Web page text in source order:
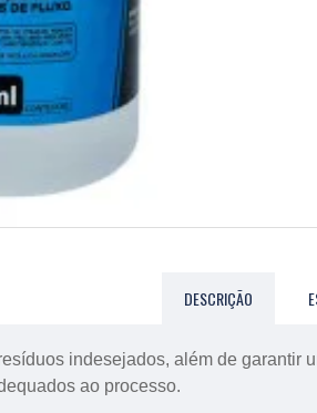
DESCRIÇÃO
indesejados, além de
ao processo.